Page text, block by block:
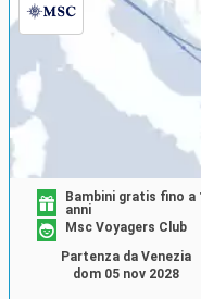
Bambini gratis fino a
anni
Msc Voyagers Club
Partenza da Venezia
dom 05 nov 2028